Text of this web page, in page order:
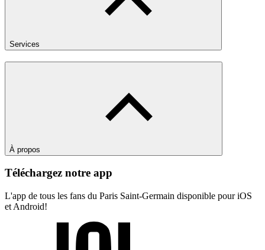
Services
À propos
Téléchargez notre app
L'app de tous les fans du Paris Saint-Germain disponible pour iOS
et Android!